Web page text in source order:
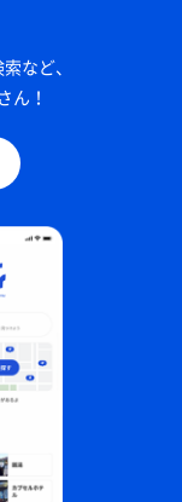
など、
ん！